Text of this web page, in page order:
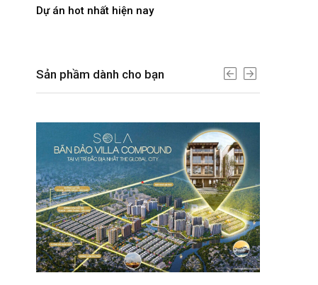
Dự án hot nhất hiện nay
Sản phầm dành cho bạn